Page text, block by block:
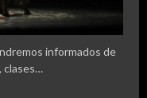
informados de
clases…